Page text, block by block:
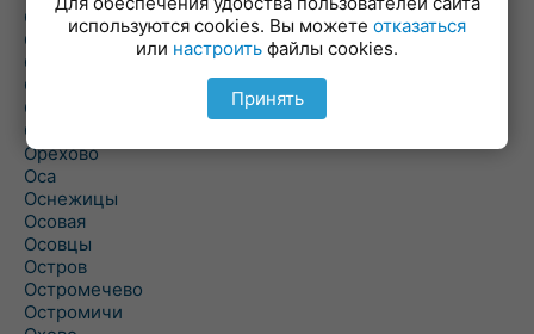
Олтуш
Ольманы
Ольпень
Ольшаны
Омельная
Ополь
Орехово
Оса
Оснежицы
Осовая
Осовцы
Остров
Остромечево
Остромичи
используются cookies. Вы можете отказаться
или настроить файлы cookies.
Принять